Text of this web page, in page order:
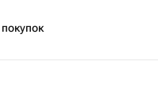
покупок